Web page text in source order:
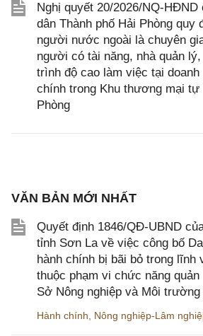
Nghị quyết 20/2026/NQ-HĐND
dân Thành phố Hải Phòng quy
người nước ngoài là chuyên
người có tài năng, nhà quản
trình độ cao làm việc tại
chính trong Khu thương mại tự
Phòng
VĂN BẢN MỚI NHẤT
Quyết định 1846/QĐ-UBND
tỉnh Sơn La về việc công bố
hành chính bị bãi bỏ trong lĩnh
thuộc phạm vi chức năng
Sở Nông nghiệp và Môi trường
Hành chính Nông nghiệp-Lâm